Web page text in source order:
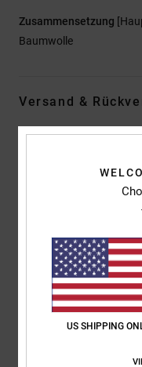
Zusammensetzung
Baumwolle
Versand &
basierend auf1
100%
US SHIPPING